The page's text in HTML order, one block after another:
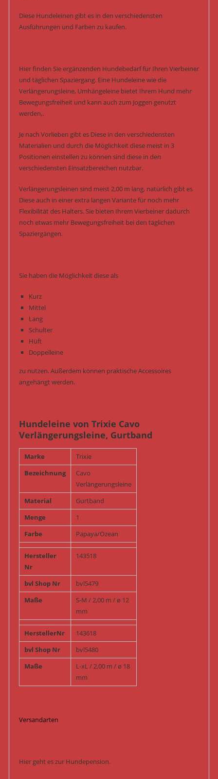
Diese Hundeleinen gibt es in den verschiedensten
Ausführungen und Farben zu kaufen.
Hier finden Sie ergänzenden Hundebedarf für Ihren Vierbeiner
und täglichen Spaziergang. Eine Hundeleine wie die
Verlängerungsleine, Umhängeleine bietet Ihrem Hund mehr
Bewegungsfreiheit und kann auch zum Joggen genutzt
werden,.
Je nach Vorlieben gibt es Diese in den verschiedensten
Materialien und durch die Möglichkeit diese meist in 3
Positionen einstellen zu können sind diese in den
verschiedensten Einsatzbereichen nutzbar.
Verlängerungsleinen sind meist 2,00 m lang, natürlich gibt es
Diese auch in einer extra langen Variante für noch mehr
Flexibilität des Halters. Sie bieten Ihrem Vierbeiner dadurch
noch etwas mehr Bewegungsfreiheit bei den täglichen
Spaziergängen.
Sie haben die Möglichkeit diese als
Kurz
Mittel
Lang
Schulter
Hüft
Doppelleine
zu nutzen. Außerdem können praktische Accessoires
angehängt werden.
Hundeleine von Trixie Cavo
Verlängerungsleine, Gurtband
Marke
Trixie
Bezeichnung
Cavo
Verlängerungsleine
Material
Gurtband
Menge
1
Farbe
Papaya/Ozean
Hersteller
Nr
143518
bvl Shop Nr
bvl5479
Maße
S-M / 2,00 m / ø 12
mm
HerstellerNr
143618
bvl Shop Nr
bvl5480
Maße
L-xL / 2,00 m / ø 18
mm
Versandarten
Hier geht es zur Hundepension.